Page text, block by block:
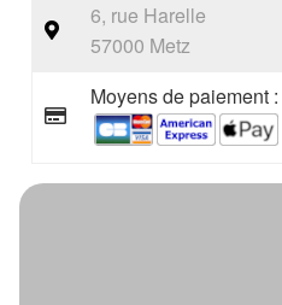
6, rue Harelle
57000 Metz
Moyens de paiement :